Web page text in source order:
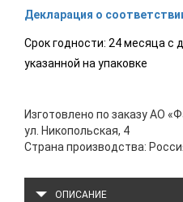
Декларация о
Срок годности: 24 месяца с
указанной на упаковке
Изготовлено по заказу АО
ул. Никопольская, 4
Страна производства:
ОПИСАНИЕ